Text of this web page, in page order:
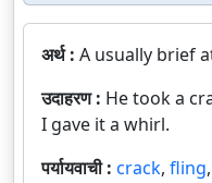
अर्थ : A usually brief
उदाहरण : He took a
I gave it a whirl.
पर्यायवाची : crack, fling,